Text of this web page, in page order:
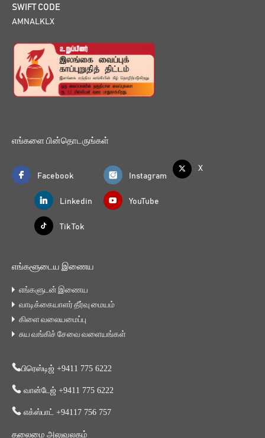
SWIFT CODE
AMNALKLX
எங்களை பின்தொடருங்கள்
Facebook Instagram
X
Linkedin YouTube
Tik Tok
எங்களூடைய இணைய
எங்களுடன் இணைய
வாடிக்கையாளர் தீர்வு மையம்
கிளை வலையமைப்பு
சுய வங்கிச் சேவை வளையங்கள்
பிரெஸ்டிஜ் +9411 775 6222
வான்டேஜ் +9411 775 6222
எக்ஸ்பாட் +94117 756 757
தலைமை அலுவலகம்